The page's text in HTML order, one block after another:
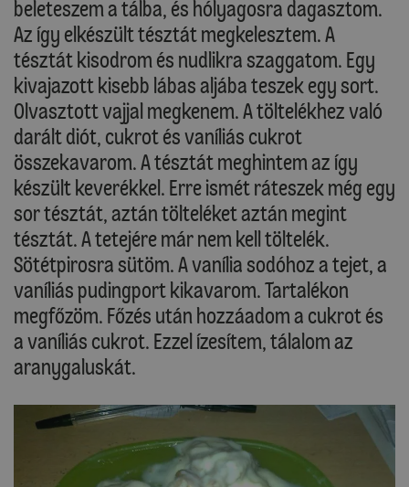
beleteszem a tálba, és hólyagosra dagasztom.
Az így elkészült tésztát megkelesztem. A
tésztát kisodrom és nudlikra szaggatom. Egy
kivajazott kisebb lábas aljába teszek egy sort.
Olvasztott vajjal megkenem. A töltelékhez való
darált diót, cukrot és vaníliás cukrot
összekavarom. A tésztát meghintem az így
készült keverékkel. Erre ismét ráteszek még egy
sor tésztát, aztán tölteléket aztán megint
tésztát. A tetejére már nem kell töltelék.
Sötétpirosra sütöm. A vanília sodóhoz a tejet, a
vaníliás pudingport kikavarom. Tartalékon
megfőzöm. Főzés után hozzáadom a cukrot és
a vaníliás cukrot. Ezzel ízesítem, tálalom az
aranygaluskát.